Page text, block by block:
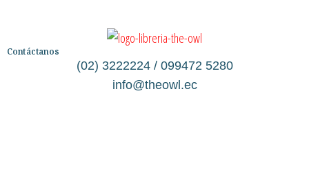
Contáctanos
(02) 3222224 / 099472 5280
info@theowl.ec